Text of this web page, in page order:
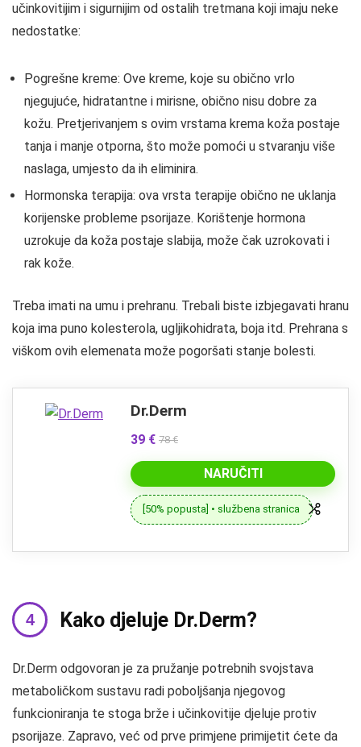
učinkovitijim i sigurnijim od ostalih tretmana koji imaju neke
nedostatke:
Pogrešne kreme: Ove kreme, koje su obično vrlo
njegujuće, hidratantne i mirisne, obično nisu dobre za
kožu. Pretjerivanjem s ovim vrstama krema koža postaje
tanja i manje otporna, što može pomoći u stvaranju više
naslaga, umjesto da ih eliminira.
Hormonska terapija: ova vrsta terapije obično ne uklanja
korijenske probleme psorijaze. Korištenje hormona
uzrokuje da koža postaje slabija, može čak uzrokovati i
rak kože.
Treba imati na umu i prehranu. Trebali biste izbjegavati hranu
koja ima puno kolesterola, ugljikohidrata, boja itd. Prehrana s
viškom ovih elemenata može pogoršati stanje bolesti.
Dr.Derm
39 € 78 €
NARUČITI
[50% popusta] • službena stranica
Kako djeluje Dr.Derm?
Dr.Derm odgovoran je za pružanje potrebnih svojstava
metaboličkom sustavu radi poboljšanja njegovog
funkcioniranja te stoga brže i učinkovitije djeluje protiv
psorijaze. Zapravo, već od prve primjene primijetit ćete da